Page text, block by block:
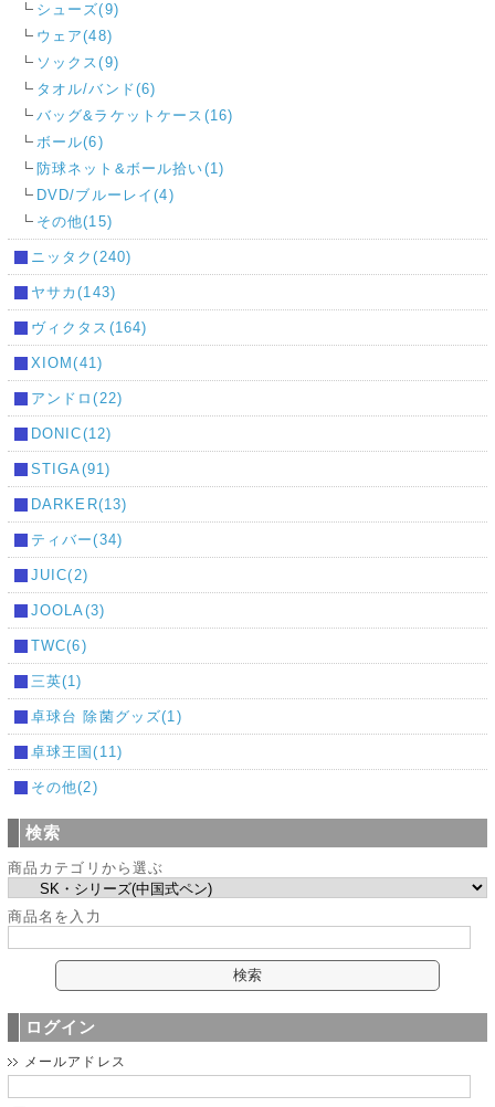
シューズ(9)
ウェア(48)
ソックス(9)
タオル/バンド(6)
バッグ&ラケットケース(16)
ボール(6)
防球ネット&ボール拾い(1)
DVD/ブルーレイ(4)
その他(15)
ニッタク(240)
ヤサカ(143)
ヴィクタス(164)
XIOM(41)
アンドロ(22)
DONIC(12)
STIGA(91)
DARKER(13)
ティバー(34)
JUIC(2)
JOOLA(3)
TWC(6)
三英(1)
卓球台 除菌グッズ(1)
卓球王国(11)
その他(2)
検索
商品カテゴリから選ぶ
商品名を入力
ログイン
メールアドレス